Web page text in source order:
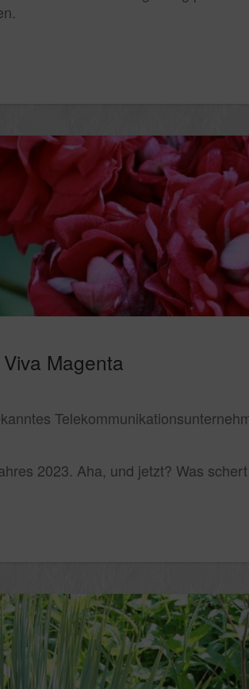
Viva Magenta
2023. Aha, und jetzt? Was